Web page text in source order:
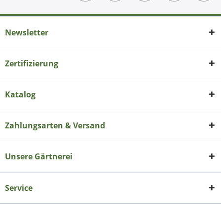
Newsletter
Zertifizierung
Katalog
Zahlungsarten & Versand
Unsere Gärtnerei
Service